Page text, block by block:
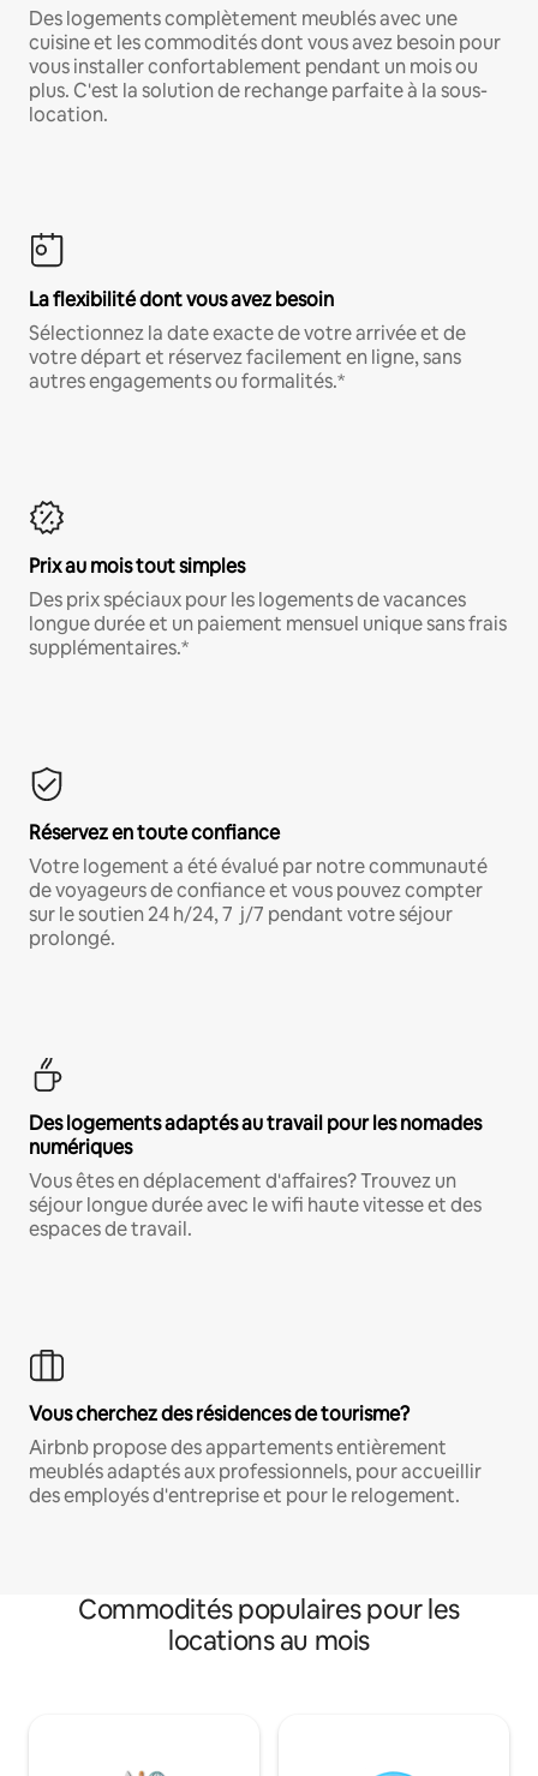
Des logements complètement meublés avec une
cuisine et les commodités dont vous avez besoin pour
vous installer confortablement pendant un mois ou
plus. C'est la solution de rechange parfaite à la sous-
location.
La flexibilité dont vous avez besoin
Sélectionnez la date exacte de votre arrivée et de
votre départ et réservez facilement en ligne, sans
autres engagements ou formalités.*
Prix au mois tout simples
Des prix spéciaux pour les logements de vacances
longue durée et un paiement mensuel unique sans frais
supplémentaires.*
Réservez en toute confiance
Votre logement a été évalué par notre communauté
de voyageurs de confiance et vous pouvez compter
sur le soutien 24 h/24, 7 j/7 pendant votre séjour
prolongé.
Des logements adaptés au travail pour les nomades
numériques
Vous êtes en déplacement d'affaires? Trouvez un
séjour longue durée avec le wifi haute vitesse et des
espaces de travail.
Vous cherchez des résidences de tourisme?
Airbnb propose des appartements entièrement
meublés adaptés aux professionnels, pour accueillir
des employés d'entreprise et pour le relogement.
Commodités populaires pour les
locations au mois